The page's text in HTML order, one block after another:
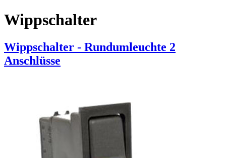
Wippschalter
Wippschalter - Rundumleuchte 2
Anschlüsse